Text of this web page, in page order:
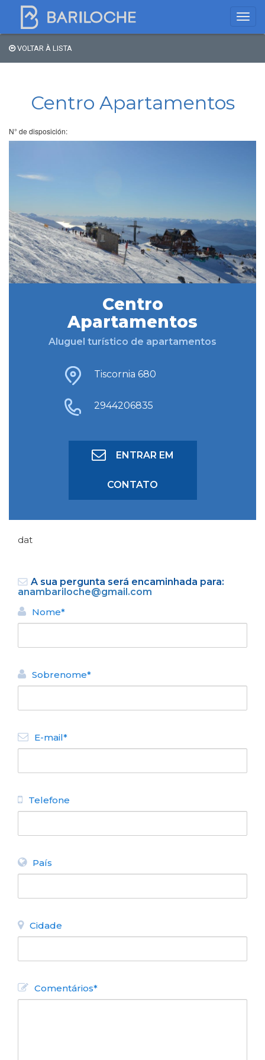
Bariloche
Estrelas
Região
BUSCAR HOSPEDAGEM
BUSCA AVANÇADA
VOLTAR
2944206835
VOLTAR À LISTA
Centro Apartamentos
N° de disposición:
Centro
Apartamentos
Aluguel turístico de apartamentos
Tiscornia 680
2944206835
ENTRAR EM
CONTATO
dat
A sua pergunta será encaminhada para:
anambariloche@gmail.com
Nome*
Sobrenome*
E-mail*
Telefone
País
Cidade
Comentários*